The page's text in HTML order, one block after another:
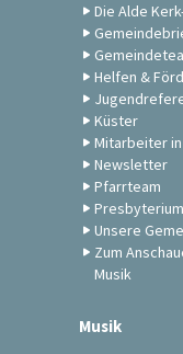
Die Alde
Helfen &
Küster
Mitarbeiter
Newsletter
Pfarrteam
Presbyterium
Unsere
Zum
Musik
Musik